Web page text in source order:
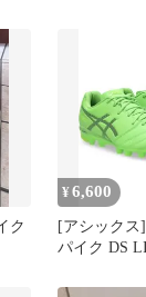
ク
¥6,600
[アシックス
パイク DS